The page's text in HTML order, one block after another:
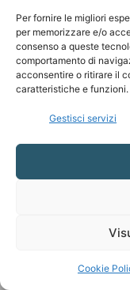
Per fornire le migliori
per memorizzare e/o
consenso a queste
comportamento di
acconsentire o ritirare il
caratteristiche e funzioni.
Gestisci servizi
Cookie